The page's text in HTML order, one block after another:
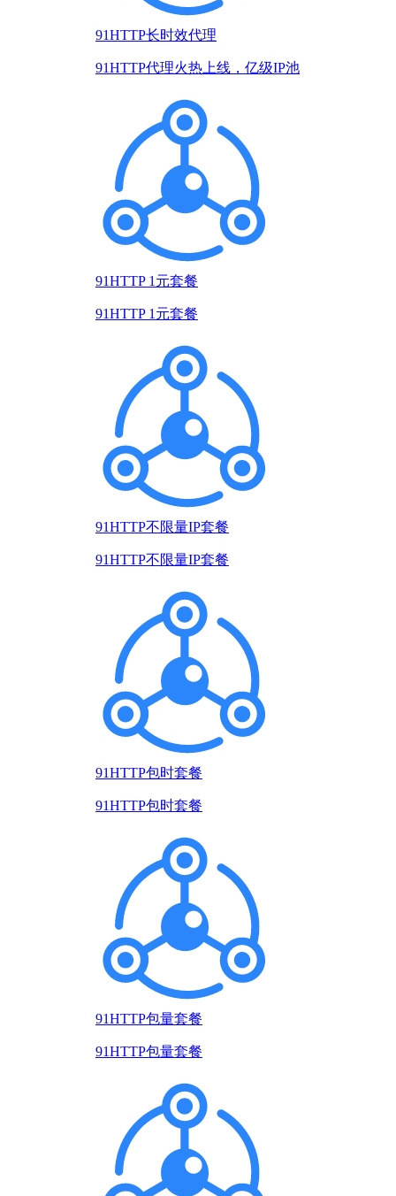
91HTTP长时效代理
91HTTP代理火热上线，亿级IP池
91HTTP 1元套餐
91HTTP 1元套餐
91HTTP不限量IP套餐
91HTTP不限量IP套餐
91HTTP包时套餐
91HTTP包时套餐
91HTTP包量套餐
91HTTP包量套餐